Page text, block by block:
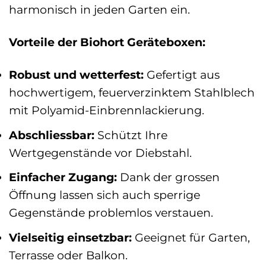
harmonisch in jeden Garten ein.
Vorteile der Biohort Geräteboxen:
Robust und wetterfest: Gefertigt aus
hochwertigem, feuerverzinktem Stahlblech
mit Polyamid-Einbrennlackierung.
Abschliessbar: Schützt Ihre
Wertgegenstände vor Diebstahl.
Einfacher Zugang: Dank der grossen
Öffnung lassen sich auch sperrige
Gegenstände problemlos verstauen.
Vielseitig einsetzbar: Geeignet für Garten,
Terrasse oder Balkon.